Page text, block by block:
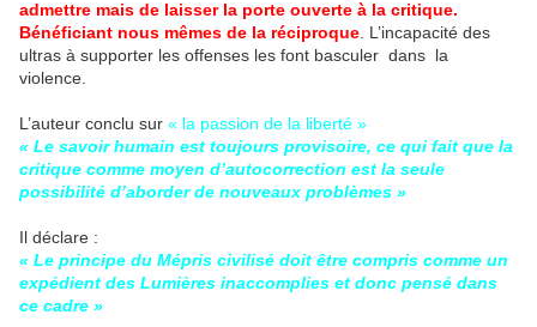
admettre mais de laisser la porte ouverte à la critique.
Bénéficiant nous mêmes de la réciproque . L’incapacité des
ultras à supporter les offenses les font basculer dans la
violence.
L’auteur conclu sur « la passion de la liberté »
« Le savoir humain est toujours provisoire, ce qui fait que la
critique comme moyen d’autocorrection est la seule
possibilité d’aborder de nouveaux problèmes »
Il déclare :
« Le principe du Mépris civilisé doit être compris comme un
expédient des Lumières inaccomplies et donc pensé dans
ce cadre »